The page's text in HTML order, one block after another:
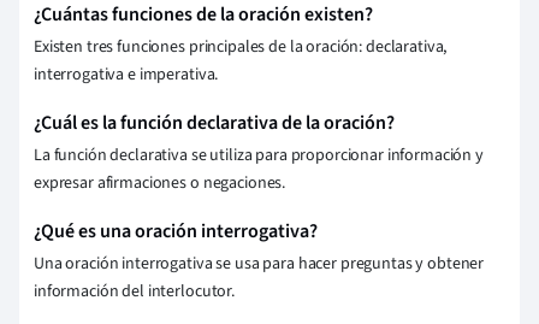
¿Cuántas funciones de la oración existen?
Existen tres funciones principales de la oración: declarativa,
interrogativa e imperativa.
¿Cuál es la función declarativa de la oración?
La función declarativa se utiliza para proporcionar información y
expresar afirmaciones o negaciones.
¿Qué es una oración interrogativa?
Una oración interrogativa se usa para hacer preguntas y obtener
información del interlocutor.